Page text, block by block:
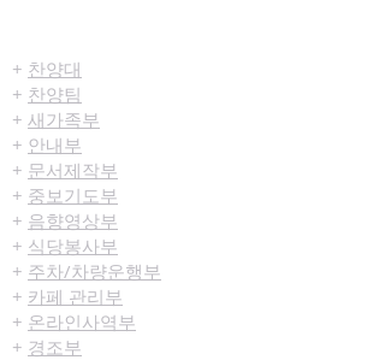
+ 찬양대
+ 찬양팀
+ 새가족부
+ 안내부
+ 문서제작부
+ 중보기도부
+ 음향영상부
+ 식당봉사부
+ 주차/차량운행부
+ 카페 관리부
+ 온라인사역부
+ 경조부